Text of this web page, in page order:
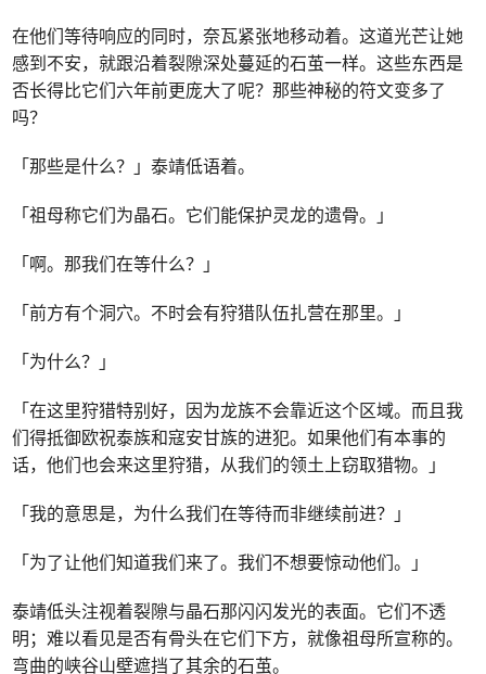
在他们等待响应的同时，奈瓦紧张地移动着。这道光芒让她
感到不安，就跟沿着裂隙深处蔓延的石茧一样。这些东西是
否长得比它们六年前更庞大了呢？那些神秘的符文变多了
吗？
「那些是什么？」泰靖低语着。
「祖母称它们为晶石。它们能保护灵龙的遗骨。」
「啊。那我们在等什么？」
「前方有个洞穴。不时会有狩猎队伍扎营在那里。」
「为什么？」
「在这里狩猎特别好，因为龙族不会靠近这个区域。而且我
们得抵御欧祝泰族和寇安甘族的进犯。如果他们有本事的
话，他们也会来这里狩猎，从我们的领土上窃取猎物。」
「我的意思是，为什么我们在等待而非继续前进？」
「为了让他们知道我们来了。我们不想要惊动他们。」
泰靖低头注视着裂隙与晶石那闪闪发光的表面。它们不透
明；难以看见是否有骨头在它们下方，就像祖母所宣称的。
弯曲的峡谷山壁遮挡了其余的石茧。